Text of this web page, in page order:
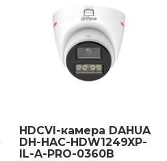
HDCVI-камера DAHUA
DH-HAC-HDW1249XP-
IL-A-PRO-0360B